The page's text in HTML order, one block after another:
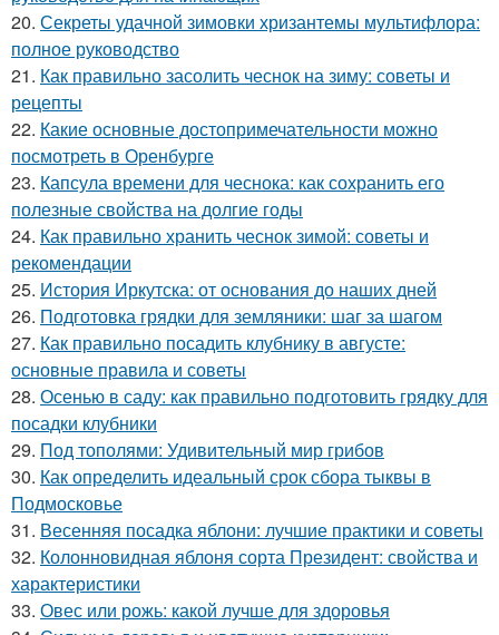
20. Секреты удачной зимовки хризантемы мультифлора:
полное руководство
21. Как правильно засолить чеснок на зиму: советы и
рецепты
22. Какие основные достопримечательности можно
посмотреть в Оренбурге
23. Капсула времени для чеснока: как сохранить его
полезные свойства на долгие годы
24. Как правильно хранить чеснок зимой: советы и
рекомендации
25. История Иркутска: от основания до наших дней
26. Подготовка грядки для земляники: шаг за шагом
27. Как правильно посадить клубнику в августе:
основные правила и советы
28. Осенью в саду: как правильно подготовить грядку для
посадки клубники
29. Под тополями: Удивительный мир грибов
30. Как определить идеальный срок сбора тыквы в
Подмосковье
31. Весенняя посадка яблони: лучшие практики и советы
32. Колонновидная яблоня сорта Президент: свойства и
характеристики
33. Овес или рожь: какой лучше для здоровья